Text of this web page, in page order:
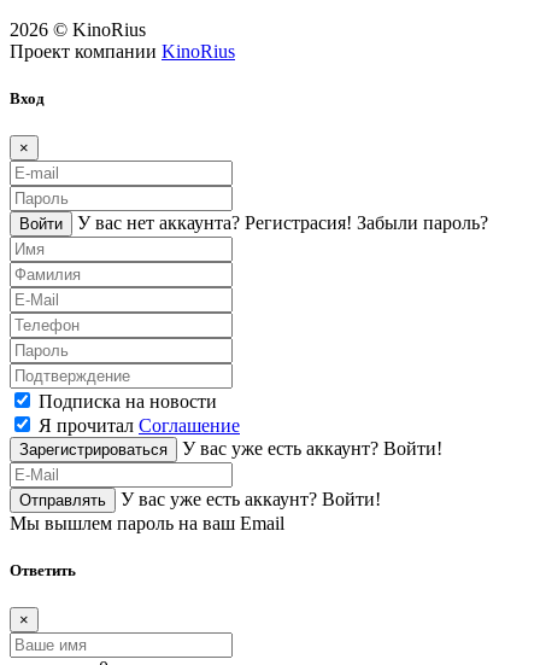
2026 © KinoRius
Проект компании KinoRius
Вход
×
Войти У вас нет аккаунта? Регистраcия! Забыли пароль?
Подписка на новости
Я прочитал Соглашение
Зарегистрироваться У вас уже есть аккаунт? Войти!
Отправлять У вас уже есть аккаунт? Войти!
Мы вышлем пароль на ваш Email
Ответить
×